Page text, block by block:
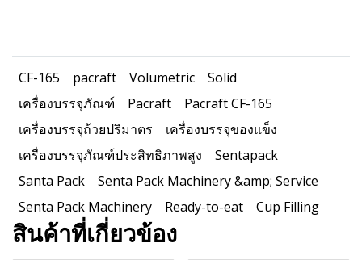
CF-165 pacraft Volumetric
Solid
เครื่องบรรจุภัณฑ์
Pacraft
Pacraft CF-165
เครื่องบรรจุถ้วยปริมาตร
เครื่องบรรจุของแข็ง
เครื่องบรรจุภัณฑ์ประสิทธิภาพสูง
Sentapack
Santa Pack
Senta Pack Machinery &amp; Service
Senta Pack Machinery
Ready-to-eat Cup Filling
สินค้าที่เกี่ยวข้อง